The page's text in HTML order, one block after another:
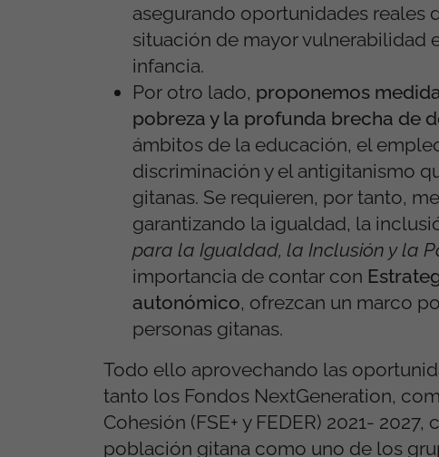
asegurando oportunidades reales
situación de mayor vulnerabilidad
infancia.
Por otro lado, proponemos
pobreza y la profunda brecha de
ámbitos de la educación, el
discriminación y el antigitanismo
gitanas. Se requieren, por tanto,
garantizando la igualdad, la
para la Igualdad, la Inclusión y la
importancia de contar con
autonómico, ofrezcan un marco
personas gitanas.
Todo ello aprovechando las
tanto los Fondos NextGeneration,
Cohesión (FSE+ y FEDER) 2021-
población gitana como uno de los